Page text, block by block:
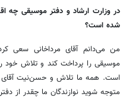
در وزارت ارشاد و دفتر موسیقی چه
شده است؟
من می‌دانم آقای مرداخانی سعی
موسیقی را پرداخت کند و تلاش خود
است. همه ما تلاش و حسن‌نیت آقای
متوجه شوید نوازندگان ما چقدر از